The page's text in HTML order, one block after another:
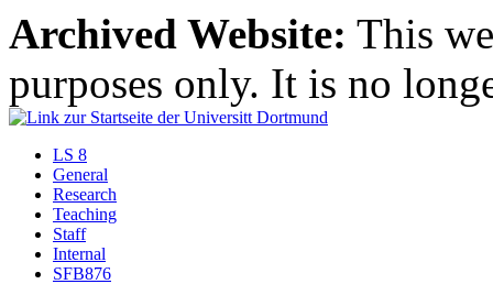
Archived Website: This
purposes only. It is no
LS 8
General
Research
Teaching
Staff
Internal
SFB876